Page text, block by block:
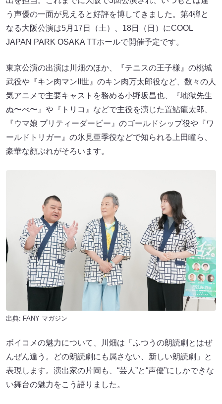
う声優の一面が見えると好評を博してきました。第4弾と
なる大阪公演は5月17日（土）、18日（日）にCOOL
JAPAN PARK OSAKA TTホールで開催予定です。
東京公演の出演は川畑のほか、『テニスの王子様』の桃城
武役や『キン肉マンII世』のキン肉万太郎役など、数々の人
気アニメで主要キャストを務める小野坂昌也、『地獄先生
ぬ〜べ〜』や『トリコ』などで主役を演じた置鮎龍太郎、
『ウマ娘 プリティーダービー』のゴールドシップ役や『ワ
ールドトリガー』の氷見亜季役などで知られる上田瞳ら、
豪華な顔ぶれがそろいます。
出典: FANY マガジン
ボイコメの魅力について、川畑は「ふつうの朗読劇とはぜ
んぜん違う。どの朗読劇にも属さない、新しい朗読劇」と
表現します。演出家の片岡も、“芸人”と“声優”にしかできな
い舞台の魅力をこう語りました。